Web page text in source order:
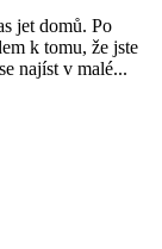
jet domů. Po
k tomu, že jste
najíst v malé...